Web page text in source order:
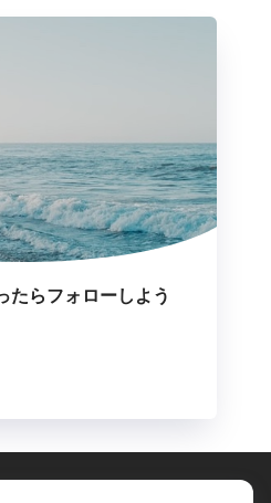
たらフォローしよう